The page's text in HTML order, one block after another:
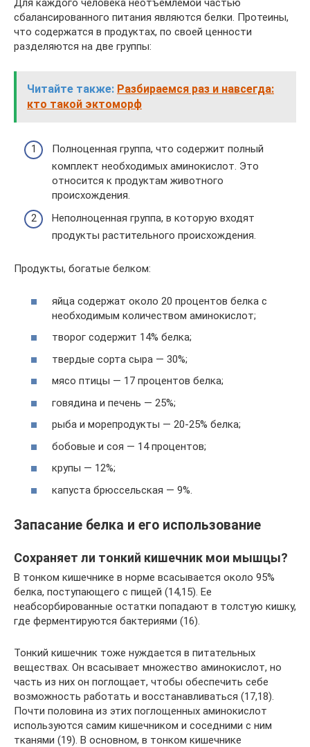
Для каждого человека неотъемлемой частью
сбалансированного питания являются белки. Протеины,
что содержатся в продуктах, по своей ценности
разделяются на две группы:
Читайте также: Разбираемся раз и навсегда:
кто такой эктоморф
Полноценная группа, что содержит полный
комплект необходимых аминокислот. Это
относится к продуктам животного
происхождения.
Неполноценная группа, в которую входят
продукты растительного происхождения.
Продукты, богатые белком:
яйца содержат около 20 процентов белка с
необходимым количеством аминокислот;
творог содержит 14% белка;
твердые сорта сыра — 30%;
мясо птицы — 17 процентов белка;
говядина и печень — 25%;
рыба и морепродукты — 20-25% белка;
бобовые и соя — 14 процентов;
крупы — 12%;
капуста брюссельская — 9%.
Запасание белка и его использование
Сохраняет ли тонкий кишечник мои мышцы?
В тонком кишечнике в норме всасывается около 95%
белка, поступающего с пищей (14,15). Ее
неабсорбированные остатки попадают в толстую кишку,
где ферментируются бактериями (16).
Тонкий кишечник тоже нуждается в питательных
веществах. Он всасывает множество аминокислот, но
часть из них он поглощает, чтобы обеспечить себе
возможность работать и восстанавливаться (17,18).
Почти половина из этих поглощенных аминокислот
используются самим кишечником и соседними с ним
тканями (19). В основном, в тонком кишечнике